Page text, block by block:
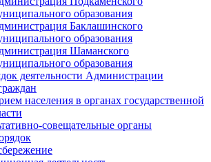
образования
Баклашинского
образования
Шаманского
образования
деятельности Администрации
населения в органах государственной
совещательные органы